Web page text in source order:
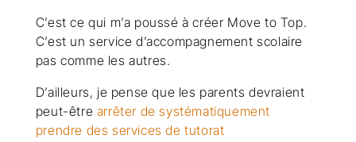
C’est ce qui m’a poussé à créer Move to Top.
C’est un service d’accompagnement scolaire
pas comme les autres.
D’ailleurs, je pense que les parents devraient
peut-être arrêter de systématiquement
prendre des services de tutorat